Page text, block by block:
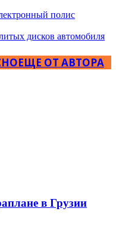
полис
дисков автомобиля
ЕЩЕ ОТ АВТОРА
в Грузии